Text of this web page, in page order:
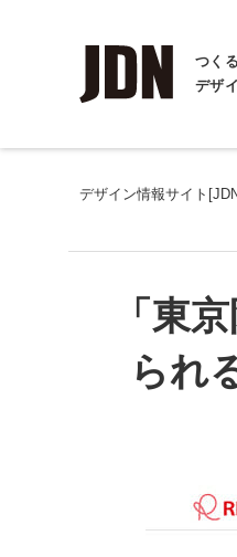
つく
デザ
デザイン情報サイト
「東
られ